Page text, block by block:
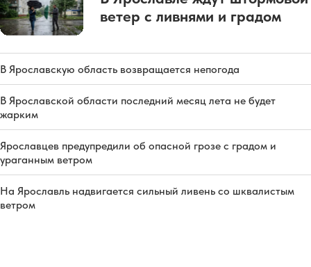
ветер с ливнями и градом
В Ярославскую область возвращается непогода
В Ярославской области последний месяц лета не будет
жарким
Ярославцев предупредили об опасной грозе с градом и
ураганным ветром
На Ярославль надвигается сильный ливень со шквалистым
ветром